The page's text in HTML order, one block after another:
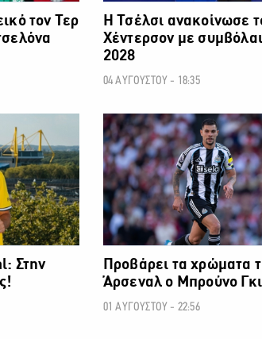
τον Τερ
H Τσέλσι ανακοίνωσε
Χέντερσον με
2028
04 ΑΥΓΟΥΣΤΟΥ - 18:35
Στην
Προβάρει τα χρώματα
Άρσεναλ ο Μπρούνο
01 ΑΥΓΟΥΣΤΟΥ - 22:56